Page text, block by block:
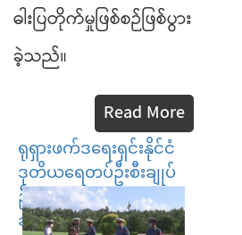
ဓါးပြတိုက်မှုဖြစ်စဉ်ဖြစ်ပွား
ခဲ့သည်။
Read More
ရုရှားဖက်ဒရေးရှင်းနိုင်ငံ
ဒုတိယရေတပ်ဦးစီးချုပ်
ဦးဆောင်သည့်
ချစ်ကြည်ရေး